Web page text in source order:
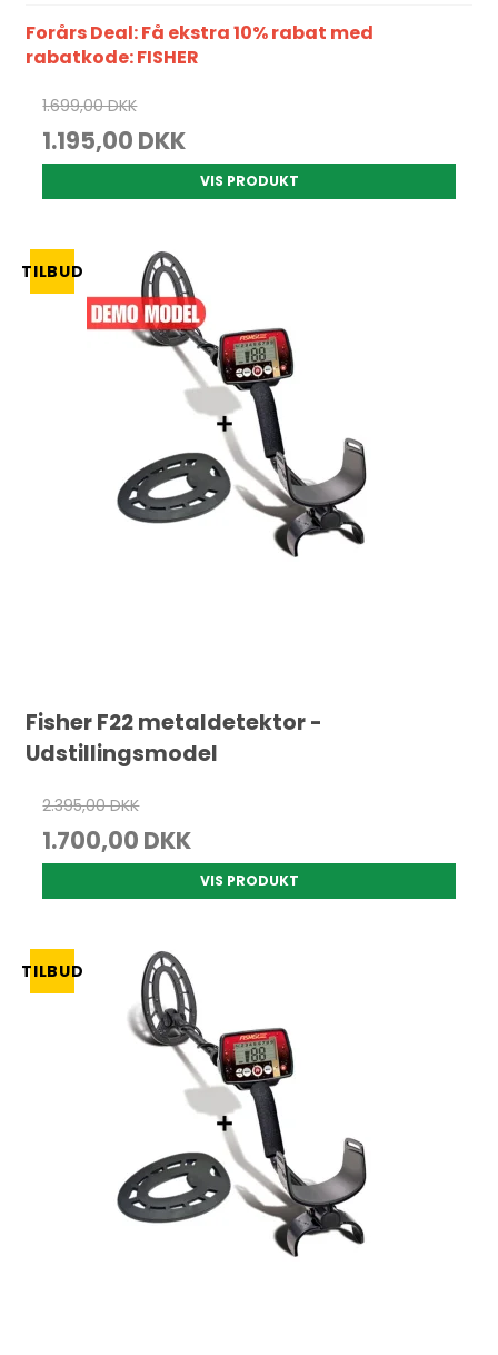
Forårs Deal:Få ekstra 10% rabat med
rabatkode: FISHER
1.699,00 DKK
1.195,00 DKK
VIS PRODUKT
TILBUD
Fisher F22 metaldetektor -
Udstillingsmodel
2.395,00 DKK
1.700,00 DKK
VIS PRODUKT
TILBUD